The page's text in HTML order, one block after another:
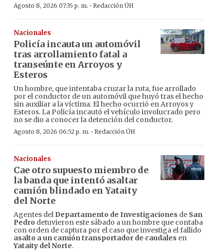
Agosto 8, 2026 07:35 p. m. · Redacción ÚH
Nacionales
Policía incauta un automóvil
tras arrollamiento fatal a
transeúnte en Arroyos y
Esteros
Un hombre, que intentaba cruzar la ruta, fue arrollado
por el conductor de un automóvil que huyó tras el hecho
sin auxiliar a la víctima. El hecho ocurrió en Arroyos y
Esteros. La Policía incautó el vehículo involucrado pero
no se dio a conocer la detención del conductor.
Agosto 8, 2026 06:52 p. m. · Redacción ÚH
Nacionales
Cae otro supuesto miembro de
la banda que intentó asaltar
camión blindado en Yataity
del Norte
Agentes del Departamento de Investigaciones de San
Pedro detuvieron este sábado a un hombre que contaba
con orden de captura por el caso que investiga el fallido
asalto a un camión transportador de caudales en
Yataity del Norte.